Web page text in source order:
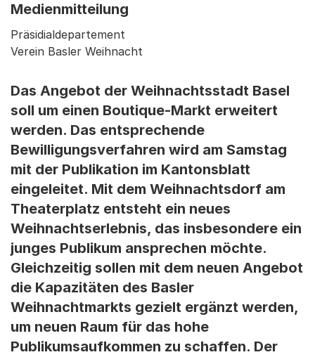
Medienmitteilung
Präsidialdepartement
Verein Basler Weihnacht
Das Angebot der Weihnachtsstadt Basel
soll um einen Boutique-Markt erweitert
werden. Das entsprechende
Bewilligungsverfahren wird am Samstag
mit der Publikation im Kantonsblatt
eingeleitet. Mit dem Weihnachtsdorf am
Theaterplatz entsteht ein neues
Weihnachtserlebnis, das insbesondere ein
junges Publikum ansprechen möchte.
Gleichzeitig sollen mit dem neuen Angebot
die Kapazitäten des Basler
Weihnachtmarkts gezielt ergänzt werden,
um neuen Raum für das hohe
Publikumsaufkommen zu schaffen. Der